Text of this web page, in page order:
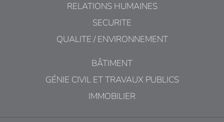
RELATIONS HUMAINES
SECURITE
QUALITE / ENVIRONNEMENT
BÂTIMENT
GÉNIE CIVIL ET TRAVAUX PUBLICS
IMMOBILIER